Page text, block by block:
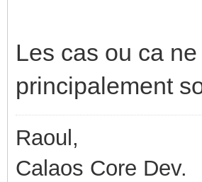
Les cas ou ca
principalement
Raoul,
Calaos Core Dev.